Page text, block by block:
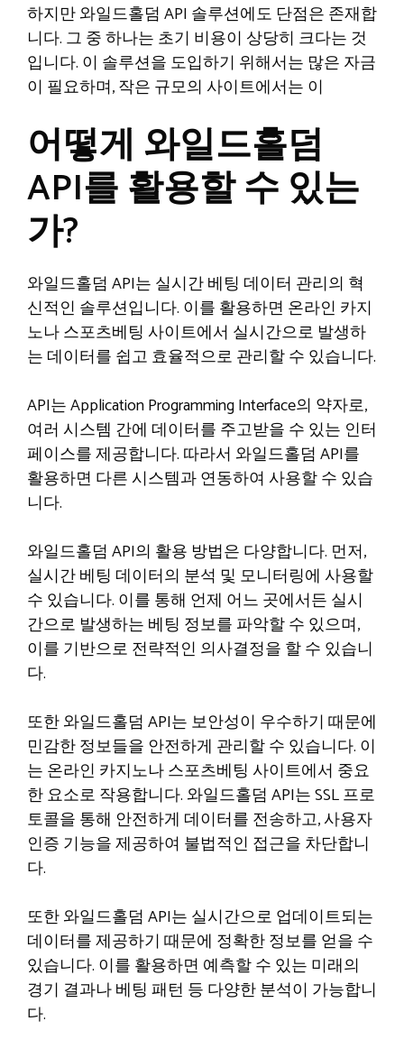
하지만 와일드홀덤 API 솔루션에도 단점은 존재합
니다. 그 중 하나는 초기 비용이 상당히 크다는 것
입니다. 이 솔루션을 도입하기 위해서는 많은 자금
이 필요하며, 작은 규모의 사이트에서는 이
어떻게 와일드홀덤
API를 활용할 수 있는
가?
와일드홀덤 API는 실시간 베팅 데이터 관리의 혁
신적인 솔루션입니다. 이를 활용하면 온라인 카지
노나 스포츠베팅 사이트에서 실시간으로 발생하
는 데이터를 쉽고 효율적으로 관리할 수 있습니다.
API는 Application Programming Interface의 약자로,
여러 시스템 간에 데이터를 주고받을 수 있는 인터
페이스를 제공합니다. 따라서 와일드홀덤 API를
활용하면 다른 시스템과 연동하여 사용할 수 있습
니다.
와일드홀덤 API의 활용 방법은 다양합니다. 먼저,
실시간 베팅 데이터의 분석 및 모니터링에 사용할
수 있습니다. 이를 통해 언제 어느 곳에서든 실시
간으로 발생하는 베팅 정보를 파악할 수 있으며,
이를 기반으로 전략적인 의사결정을 할 수 있습니
다.
또한 와일드홀덤 API는 보안성이 우수하기 때문에
민감한 정보들을 안전하게 관리할 수 있습니다. 이
는 온라인 카지노나 스포츠베팅 사이트에서 중요
한 요소로 작용합니다. 와일드홀덤 API는 SSL 프로
토콜을 통해 안전하게 데이터를 전송하고, 사용자
인증 기능을 제공하여 불법적인 접근을 차단합니
다.
또한 와일드홀덤 API는 실시간으로 업데이트되는
데이터를 제공하기 때문에 정확한 정보를 얻을 수
있습니다. 이를 활용하면 예측할 수 있는 미래의
경기 결과나 베팅 패턴 등 다양한 분석이 가능합니
다.